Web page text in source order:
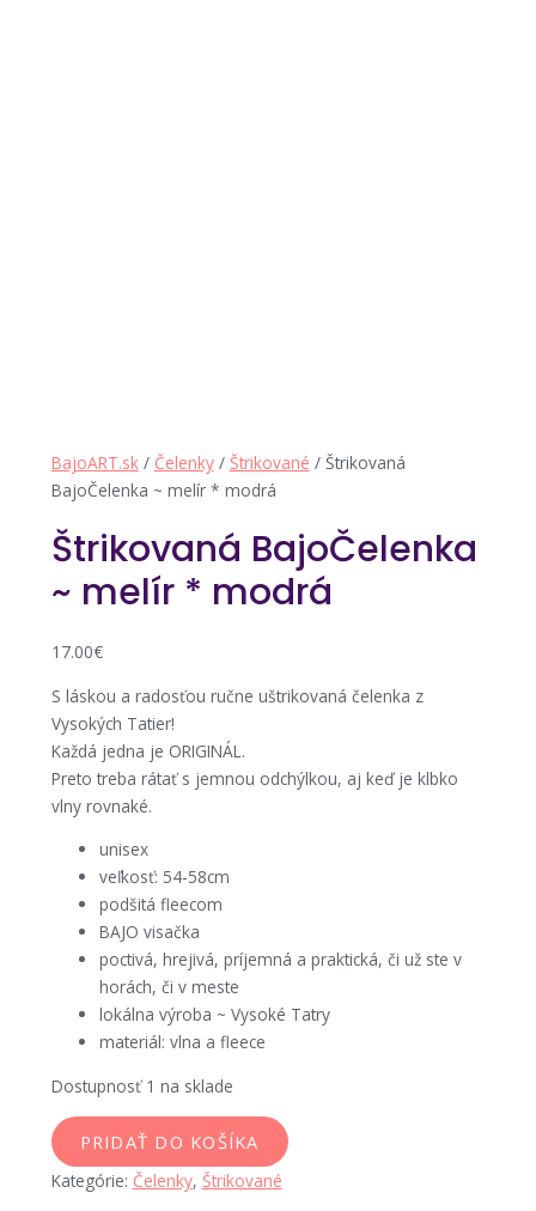
BajoART.sk/ Čelenky/ Štrikované / Štrikovaná
BajoČelenka ~ melír * modrá
Štrikovaná BajoČelenka
~ melír * modrá
17.00€
S láskou a radosťou ručne uštrikovaná čelenka z
Vysokých Tatier!
Každá jedna je ORIGINÁL.
Preto treba rátať s jemnou odchýlkou, aj keď je klbko
vlny rovnaké.
unisex
veľkosť: 54-58cm
podšitá fleecom
BAJO visačka
poctivá, hrejivá, príjemná a praktická, či už ste v
horách, či v meste
lokálna výroba ~ Vysoké Tatry
materiál: vlna a fleece
Dostupnosť 1 na sklade
PRIDAŤ DO KOŠÍKA
Kategórie: Čelenky, Štrikované